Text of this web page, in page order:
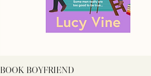
BOOK BOYFRIEND